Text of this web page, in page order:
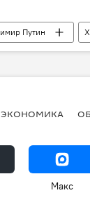
Путин
ЭКОНОМИКА
Макс